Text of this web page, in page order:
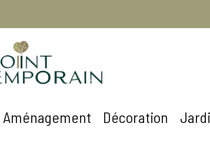
Aménagement Décoration